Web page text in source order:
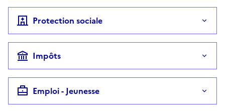
Protection sociale
Impôts
Emploi - Jeunesse